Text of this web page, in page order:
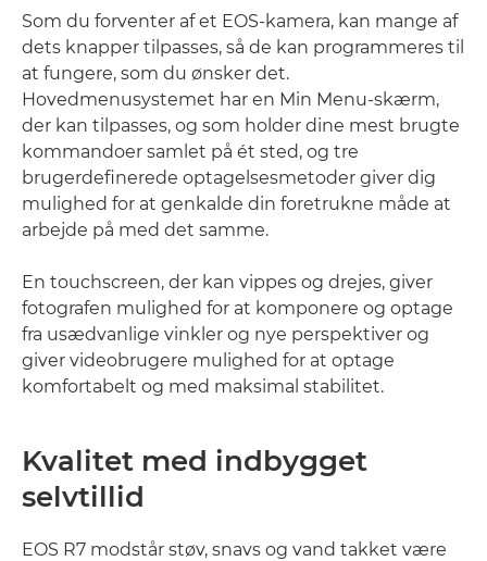
Som du forventer af et EOS-kamera, kan mange af
dets knapper tilpasses, så de kan programmeres til
at fungere, som du ønsker det.
Hovedmenusystemet har en Min Menu-skærm,
der kan tilpasses, og som holder dine mest brugte
kommandoer samlet på ét sted, og tre
brugerdefinerede optagelsesmetoder giver dig
mulighed for at genkalde din foretrukne måde at
arbejde på med det samme.
En touchscreen, der kan vippes og drejes, giver
fotografen mulighed for at komponere og optage
fra usædvanlige vinkler og nye perspektiver og
giver videobrugere mulighed for at optage
komfortabelt og med maksimal stabilitet.
Kvalitet med indbygget
selvtillid
EOS R7 modstår støv, snavs og vand takket være